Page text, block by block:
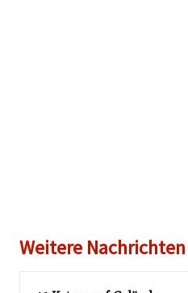
Weitere Nachrichten